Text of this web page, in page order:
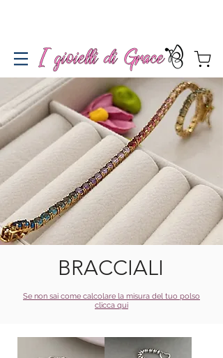
BRACCIALI
Se non sai come calcolare la misura del tuo polso
clicca qui